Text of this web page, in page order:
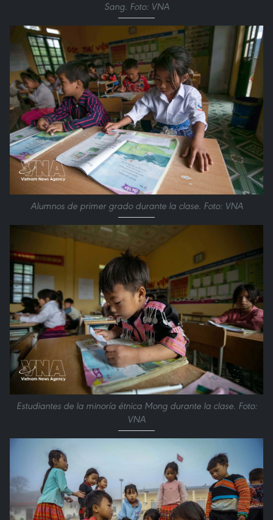
Sang. Foto: VNA
Alumnos de primer grado durante la clase. Foto: VNA
Estudiantes de la minoría étnica Mong durante la clase. Foto:
VNA